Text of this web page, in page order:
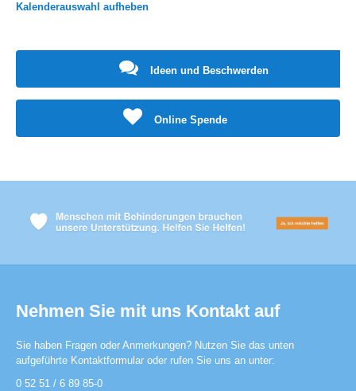
Kalenderauswahl aufheben
Ideen und Beschwerden
Online Spende
Nehmen Sie mit uns Kontakt auf
Sie haben Fragen oder Anmerkungen? Nutzen Sie das unten
aufgeführte Kontaktformular oder rufen Sie uns an unter:
0 52 51 / 6 89 85-0